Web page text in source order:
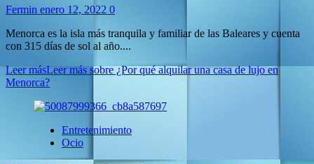
Fermin enero 12, 2022 0
Menorca es la isla más tranquila y familiar de las Baleares y cuenta
con 315 días de sol al año....
Leer másLeer más sobre ¿Por qué alquilar una casa de lujo en
Menorca?
Entretenimiento
Ocio